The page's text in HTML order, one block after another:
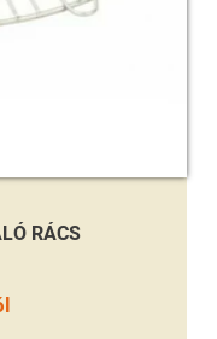
RÁCS